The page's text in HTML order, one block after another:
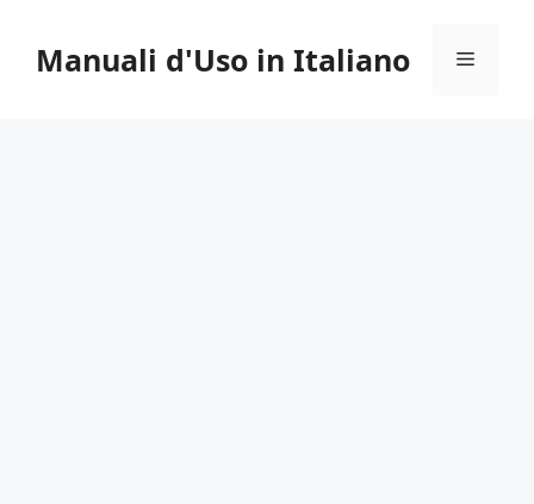
contenuto
Manuali d'Uso in Italiano Menu